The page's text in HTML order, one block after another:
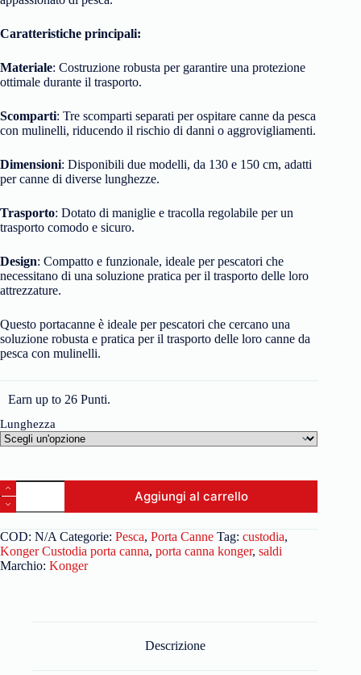
Caratteristiche principali:
Materiale: Costruzione robusta per garantire una protezione
ottimale durante il trasporto.
Scomparti: Tre scomparti separati per ospitare canne da pesca
con mulinelli, riducendo il rischio di danni o aggrovigliamenti.
Dimensioni: Disponibili due modelli, da 130 e 150 cm, adatti
per canne di diverse lunghezze.
Trasporto: Dotato di maniglie e tracolla regolabile per un
trasporto comodo e sicuro.
Design: Compatto e funzionale, ideale per pescatori che
necessitano di una soluzione pratica per il trasporto delle loro
attrezzature.
Questo portacanne è ideale per pescatori che cercano una
soluzione robusta e pratica per il trasporto delle loro canne da
pesca con mulinelli.
Earn up to 26 Punti.
Lunghezza
Aggiungi al carrello
COD: N/A Categorie: Pesca, Porta Canne Tag: custodia,
Konger Custodia porta canna, porta canna konger, saldi
Marchio: Konger
Descrizione